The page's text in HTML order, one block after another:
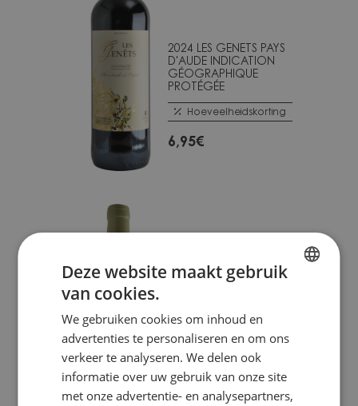
2024 LES GENETS PAYS
D'AUDE INDICATION
GÉOGRAPHIQUE
PROTÉGÉE
Hoeveelheidskorting
6,95€
2025 ROSÉ GRIS DE
GRIS - COTEAUX DE
PEYRIAC INDICATION
GÉOGRAPHIQUE
PROTÉGÉE
Hoeveelheidskorting
Deze website maakt gebruik
van cookies.
We gebruiken cookies om inhoud en
advertenties te personaliseren en om ons
verkeer te analyseren. We delen ook
informatie over uw gebruik van onze site
met onze advertentie- en analysepartners,